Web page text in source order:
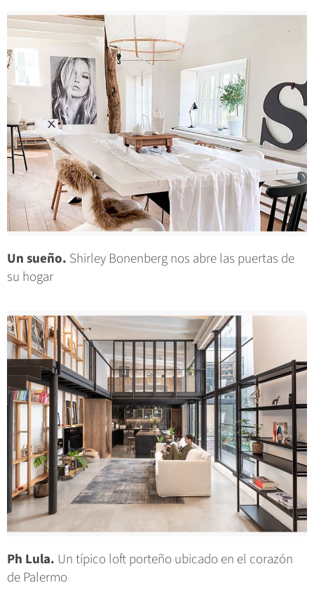
Un sueño. Shirley Bonenberg nos abre las puertas de
su hogar
Ph Lula. Un típico loft porteño ubicado en el corazón
de Palermo